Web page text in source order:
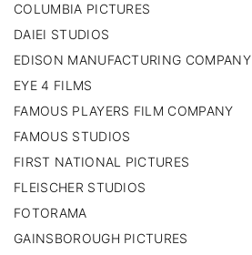
COLUMBIA PICTURES
DAIEI STUDIOS
EDISON MANUFACTURING COMPANY
EYE 4 FILMS
FAMOUS PLAYERS FILM COMPANY
FAMOUS STUDIOS
FIRST NATIONAL PICTURES
FLEISCHER STUDIOS
FOTORAMA
GAINSBOROUGH PICTURES